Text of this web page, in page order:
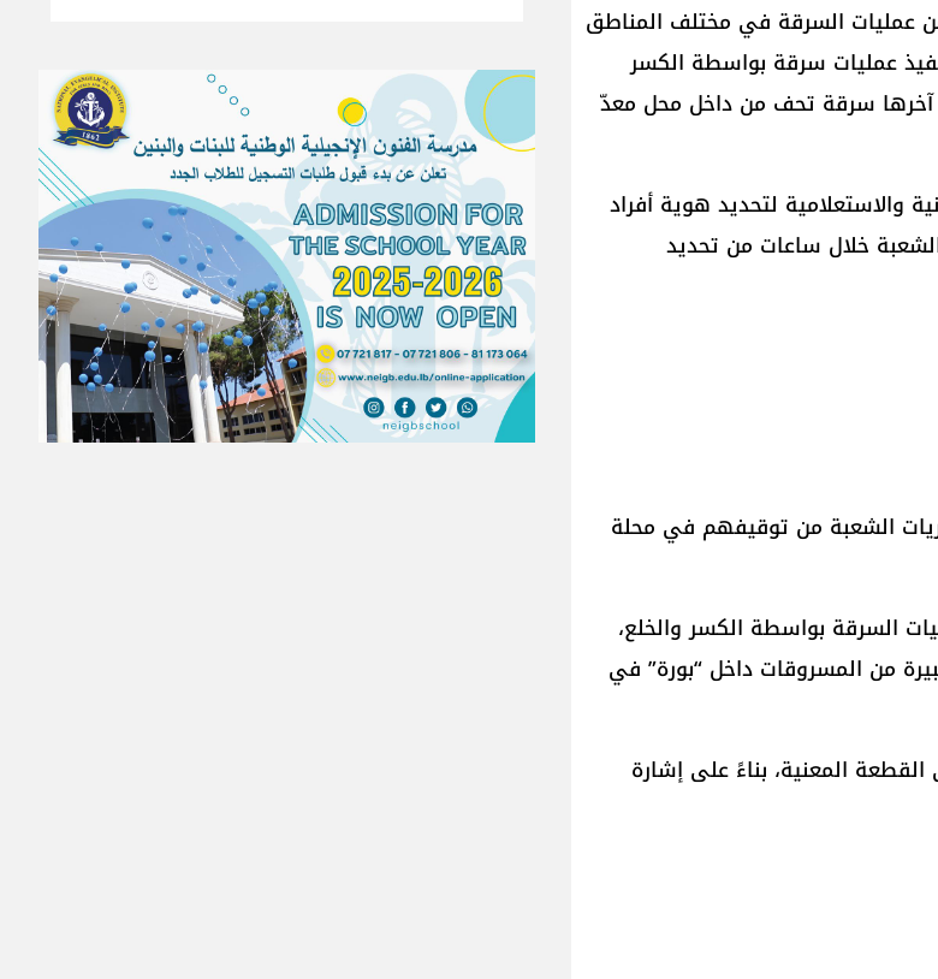
عمليات السرقة في مختلف المناطق
عمليات سرقة بواسطة الكسر
آخرها سرقة تحف من داخل محل معدّ
والاستعلامية لتحديد هوية أفراد
خلال ساعات من تحديد
الشعبة من توقيفهم في محلة
السرقة بواسطة الكسر والخلع،
من المسروقات داخل “بورة” في
المعنية، بناءً على إشارة